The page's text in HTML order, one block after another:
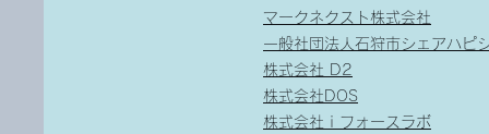
マークネクスト株式会社
一般社団法人石狩市シェアハピ
株式会社 D2
株式会社DOS
株式会社ｉフォースラボ